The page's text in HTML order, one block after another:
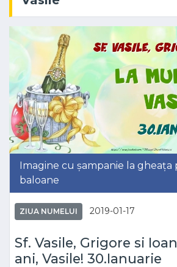
Imagine cu șampanie la gheața
baloane
ZIUA NUMELUI 2019-01-17
Sf. Vasile, Grigore si
ani, Vasile! 30.Ianuarie